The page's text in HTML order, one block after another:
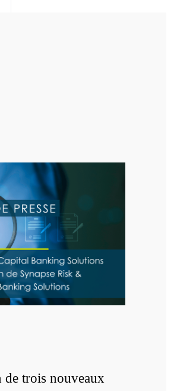
de trois nouveaux